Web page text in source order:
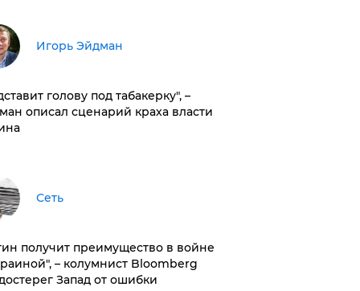
Игорь Эйдман
голову под табакерку", –
описал сценарий краха власти
Сеть
получит преимущество в войне
– колумнист Bloomberg
Запад от ошибки